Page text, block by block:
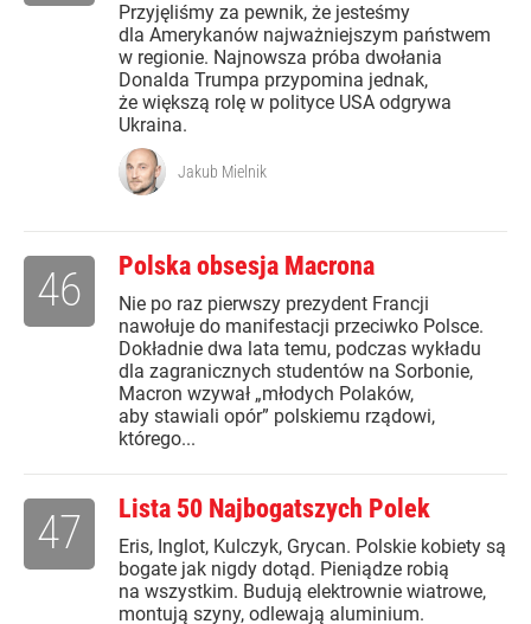
Przyjęliśmy za pewnik, że jesteśmy
dla Amerykanów najważniejszym państwem
w regionie. Najnowsza próba dwołania
Donalda Trumpa przypomina jednak,
że większą rolę w polityce USA odgrywa
Ukraina.
Jakub Mielnik
Polska obsesja Macrona
Nie po raz pierwszy prezydent Francji
nawołuje do manifestacji przeciwko Polsce.
Dokładnie dwa lata temu, podczas wykładu
dla zagranicznych studentów na Sorbonie,
Macron wzywał „młodych Polaków,
aby stawiali opór” polskiemu rządowi,
którego...
46
Lista 50 Najbogatszych Polek
Eris, Inglot, Kulczyk, Grycan. Polskie kobiety są
bogate jak nigdy dotąd. Pieniądze robią
na wszystkim. Budują elektrownie wiatrowe,
montują szyny, odlewają aluminium.
47